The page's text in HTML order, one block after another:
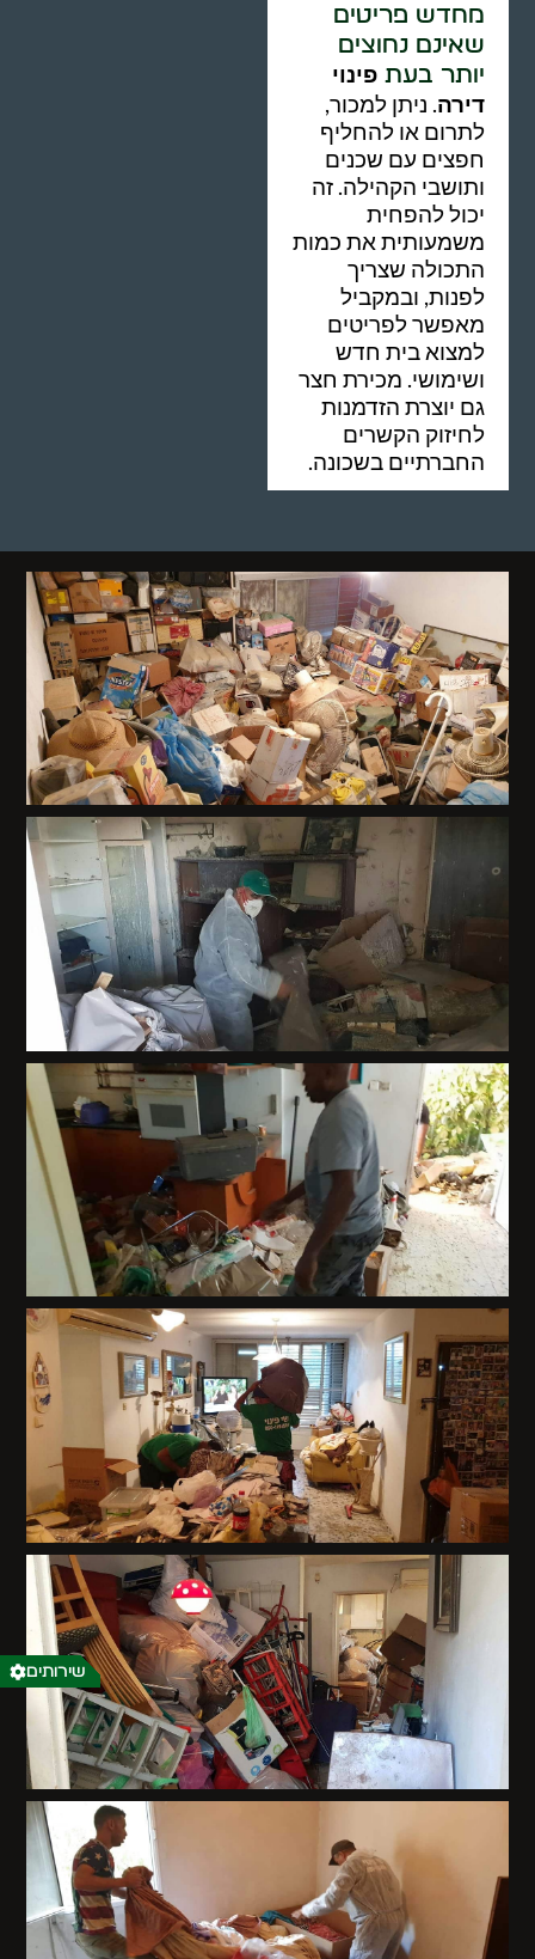
מחדש פריטים
שאינם נחוצים
יותר בעתפינוי
דירה. ניתן למכור,
לתרום או להחליף
חפצים עם שכנים
ותושבי הקהילה. זה
יכול להפחית
משמעותית את כמות
התכולה שצריך
לפנות, ובמקביל
מאפשר לפריטים
למצוא בית חדש
ושימושי. מכירת חצר
גם יוצרת הזדמנות
לחיזוק הקשרים
החברתיים בשכונה.
שירותים